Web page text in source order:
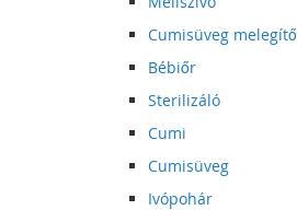
Cumisüveg melegítő
Bébiőr
Sterilizáló
Cumi
Cumisüveg
Ivópohár